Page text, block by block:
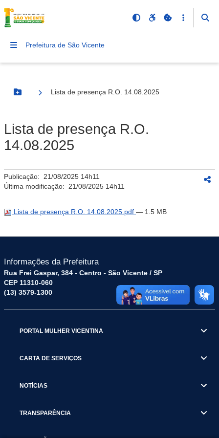
Prefeitura de São Vicente
Botão Menu
Lista de presença R.O. 14.08.2025
Lista de presença R.O.
14.08.2025
Publicação: 21/08/2025 14h11
Última modificação: 21/08/2025 14h11
Lista de presença R.O. 14.08.2025.pdf — 1.5 MB
Informações da Prefeitura
Rua Frei Gaspar, 384 - Centro - São Vicente / SP
CEP 11310-060
(13) 3579-1300
PORTAL MULHER VICENTINA
CARTA DE SERVIÇOS
NOTÍCIAS
TRANSPARÊNCIA